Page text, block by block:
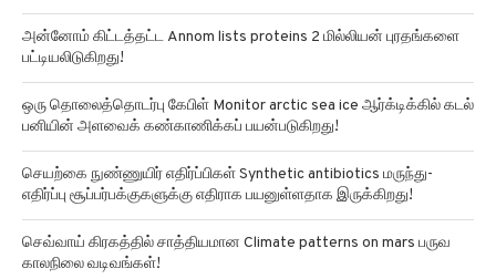
அன்னோம் கிட்டத்தட்ட Annom lists proteins 2 மில்லியன் புரதங்களை
பட்டியலிடுகிறது!
ஒரு தொலைத்தொடர்பு கேபிள் Monitor arctic sea ice ஆர்க்டிக்கில் கடல்
பனியின் அளவைக் கண்காணிக்கப் பயன்படுகிறது!
செயற்கை நுண்ணுயிர் எதிர்ப்பிகள் Synthetic antibiotics மருந்து-
எதிர்ப்பு சூப்பர்பக்குகளுக்கு எதிராக பயனுள்ளதாக இருக்கிறது!
செவ்வாய் கிரகத்தில் சாத்தியமான Climate patterns on mars பருவ
காலநிலை வடிவங்கள்!